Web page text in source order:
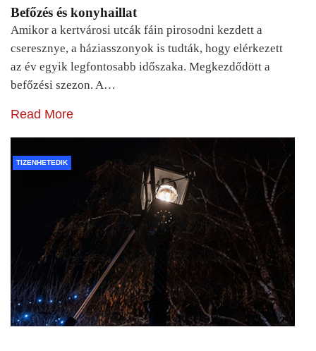
Befőzés és konyhaillat
Amikor a kertvárosi utcák fáin pirosodni kezdett a
cseresznye, a háziasszonyok is tudták, hogy elérkezett
az év egyik legfontosabb időszaka. Megkezdődött a
befőzési szezon. A…
Read More
TIZENHETEDIK